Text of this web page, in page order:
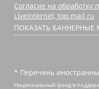
Согласие на
LiveInternet, top.mail.ru
ПОКАЗАТЬ БАННЕРНЫЕ
* Перечень
Национальный фонд в